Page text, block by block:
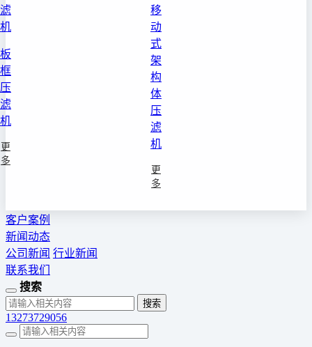
滤
机
板
框
压
滤
机
更
多
移
动
式
架
构
体
压
滤
机
更
多
客户案例
新闻动态
公司新闻 行业新闻
联系我们
搜索
13273729056